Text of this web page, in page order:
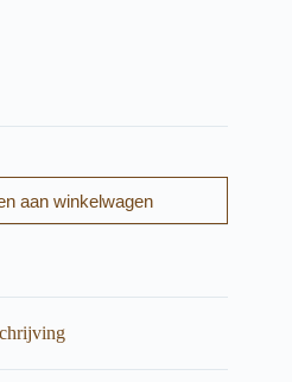
aan winkelwagen